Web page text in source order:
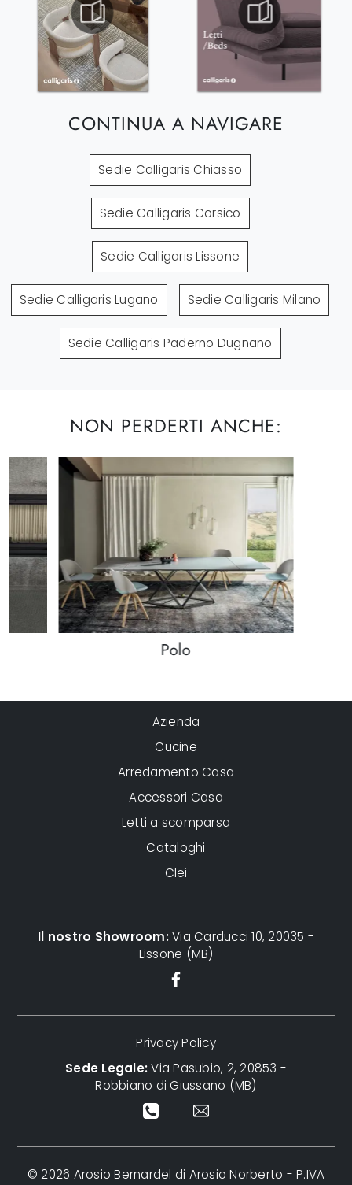
CONTINUA A NAVIGARE
Sedie Calligaris Chiasso
Sedie Calligaris Corsico
Sedie Calligaris Lissone
Sedie Calligaris Lugano Sedie Calligaris Milano
Sedie Calligaris Paderno Dugnano
NON PERDERTI ANCHE:
Polo
Azienda
Cucine
Arredamento Casa
Accessori Casa
Letti a scomparsa
Cataloghi
Clei
Il nostro Showroom:Via Carducci 10, 20035 -
Lissone (MB)
Privacy Policy
Sede Legale:Via Pasubio, 2, 20853 -
Robbiano di Giussano (MB)
© 2026 Arosio Bernardel di Arosio Norberto - P.IVA